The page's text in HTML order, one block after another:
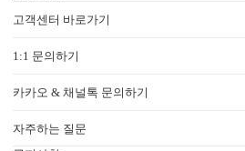
고객센터 바로가기
1:1 문의하기
카카오 & 채널톡 문의하기
자주하는 질문